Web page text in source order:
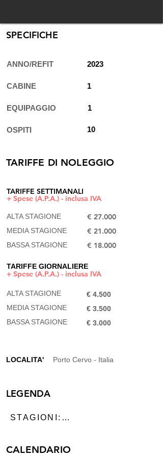
SPECIFICHE
ANNO/REFIT 2023
CABINE 1
EQUIPAGGIO 1
OSPITI 10
TARIFFE DI NOLEGGIO
TARIFFE SETTIMANALI
+ Spese (A.P.A.) - inclusa IVA
ALTA STAGIONE
MEDIA STAGIONE
BASSA STAGIONE​
€ 27.000
€ 21.000​
€ 18.000
TARIFFE GIORNALIERE
+ Spese (A.P.A.) - inclusa IVA
ALTA STAGIONE
MEDIA STAGIONE
BASSA STAGIONE​
€ 4.500
€ 3.500​
€ 3.000
LOCALITA' Porto Cervo - Italia
LEGENDA
STAGIONI:
dal 16 Luglio al 31 Agosto
CALENDARIO